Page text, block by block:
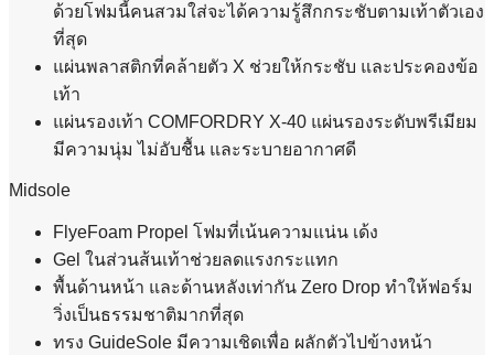
ด้วยโฟมนี้คนสวมใส่จะได้ความรู้สึกกระชับตามเท้าตัวเอง
ที่สุด
แผ่นพลาสติกที่คล้ายตัว X ช่วยให้กระชับ และประคองข้อ
เท้า
แผ่นรองเท้า COMFORDRY X-40 แผ่นรองระดับพรีเมียม
มีความนุ่ม ไม่อับชื้น และระบายอากาศดี
Midsole
FlyeFoam Propel โฟมที่เน้นความแน่น เด้ง
Gel ในส่วนส้นเท้าช่วยลดแรงกระแทก
พื้นด้านหน้า และด้านหลังเท่ากัน Zero Drop ทำให้ฟอร์ม
วิ่งเป็นธรรมชาติมากที่สุด
ทรง GuideSole มีความเชิดเพื่อ ผลักตัวไปข้างหน้า